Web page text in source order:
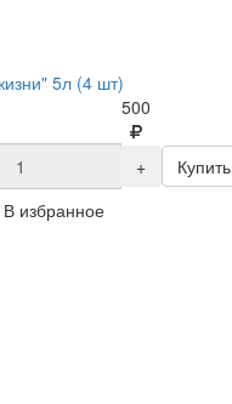
5л (4 шт)
500
+
Купить
В избранное